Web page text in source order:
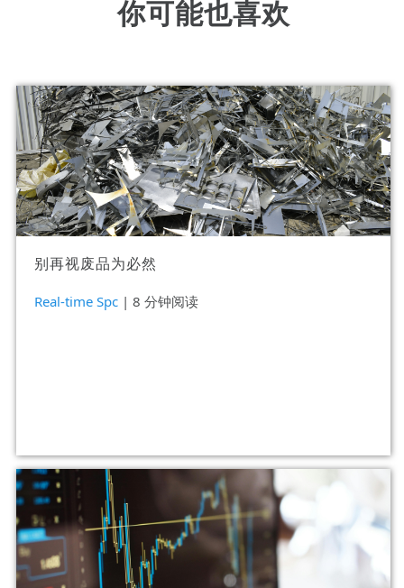
你可能也喜欢
别再视废品为必然
Real-time Spc | 8 分钟阅读